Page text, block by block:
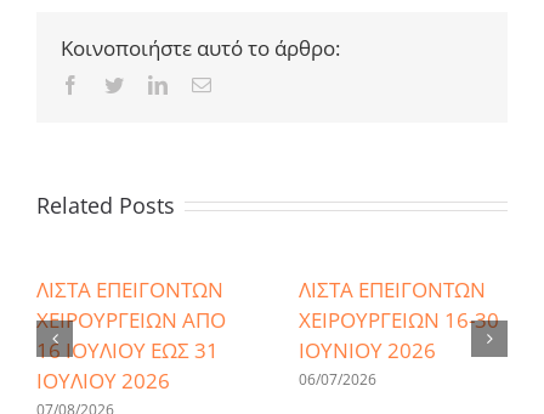
Κοινοποιήστε αυτό το άρθρο:
Facebook
TwitterLinkedInEmail
Related Posts
ΛΙΣΤΑ ΕΠΕΙΓΟΝΤΩΝ
ΧΕΙΡΟΥΡΓΕΙΩΝ ΑΠΟ
16 ΙΟΥΛΙΟΥ ΕΩΣ 31
ΙΟΥΛΙΟΥ 2026
07/08/2026
ΛΙΣΤΑ ΕΠΕΙΓΟΝΤΩΝ
ΧΕΙΡΟΥΡΓΕΙΩΝ 16-30
ΙΟΥΝΙΟΥ 2026
06/07/2026